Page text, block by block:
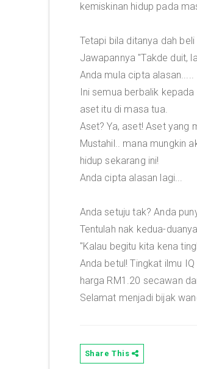
kemiskinan hidup pada
Tetapi bila ditanya dah
Jawapannya "Takde duit,
Anda mula cipta alasan.....
Ini semua berbalik
aset itu di masa tua.
Aset? Ya, aset! Aset yang
Mustahil.. mana mungkin
hidup sekarang ini!
Anda cipta alasan lagi...
Anda setuju tak? Anda
Tentulah nak kedua-
"Kalau begitu kita kena
Anda betul! Tingkat ilmu
harga RM1.20 secawan
Selamat menjadi bijak
Share This